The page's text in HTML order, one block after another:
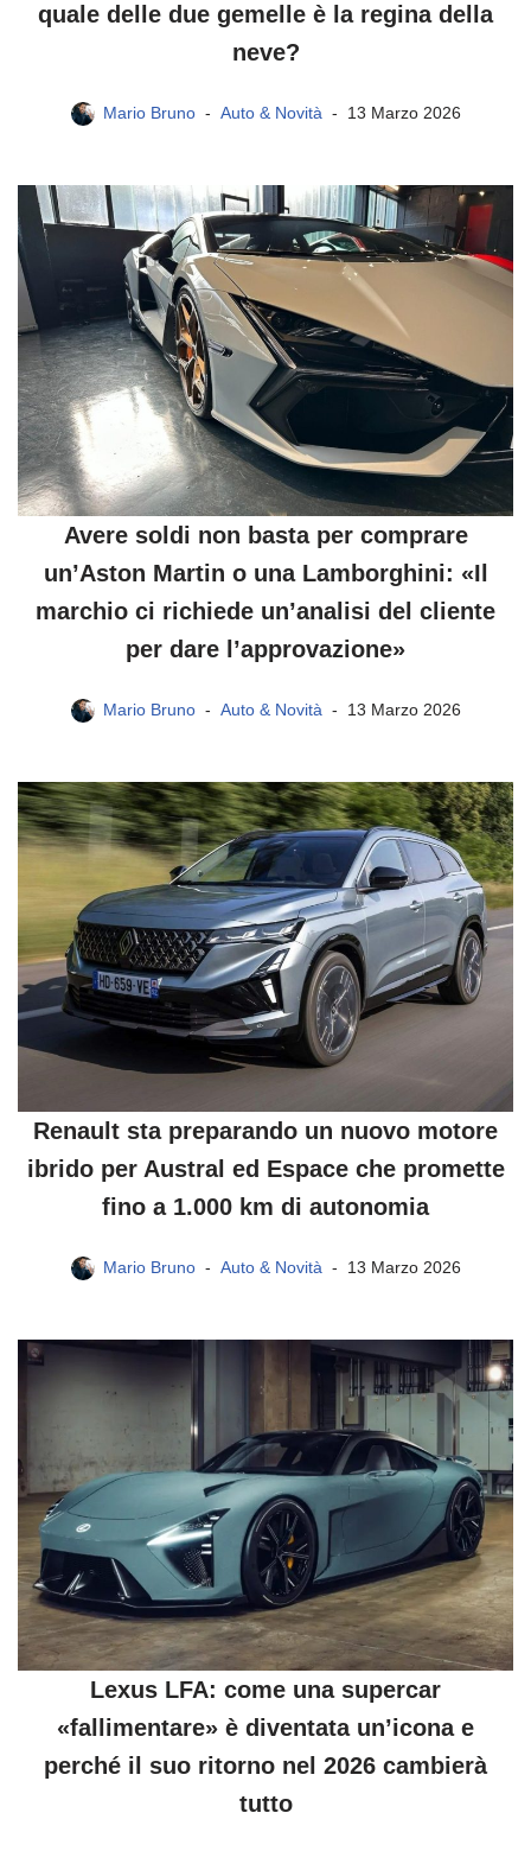
quale delle due gemelle è la regina della
neve?
Mario Bruno Auto & Novità 13 Marzo 2026
Avere soldi non basta per comprare
un’Aston Martin o una Lamborghini: «Il
marchio ci richiede un’analisi del cliente
per dare l’approvazione»
Mario Bruno Auto & Novità 13 Marzo 2026
Renault sta preparando un nuovo motore
ibrido per Austral ed Espace che promette
fino a 1.000 km di autonomia
Mario Bruno Auto & Novità 13 Marzo 2026
Lexus LFA: come una supercar
«fallimentare» è diventata un’icona e
perché il suo ritorno nel 2026 cambierà
tutto